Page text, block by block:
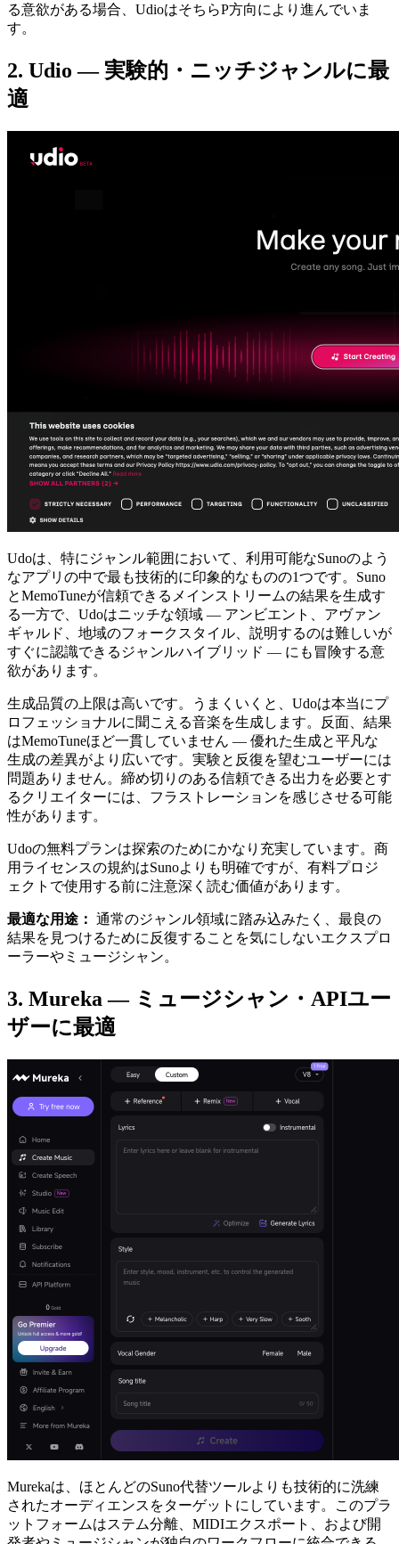
る意欲がある場合、UdioはそちらP方向により進んでいま
す。
2. Udio — 実験的・ニッチジャンルに最
適
Udoは、特にジャンル範囲において、利用可能なSunoのよう
なアプリの中で最も技術的に印象的なものの1つです。Suno
とMemoTuneが信頼できるメインストリームの結果を生成す
る一方で、Udoはニッチな領域 — アンビエント、アヴァン
ギャルド、地域のフォークスタイル、説明するのは難しいが
すぐに認識できるジャンルハイブリッド — にも冒険する意
欲があります。
生成品質の上限は高いです。うまくいくと、Udoは本当にプ
ロフェッショナルに聞こえる音楽を生成します。反面、結果
はMemoTuneほど一貫していません — 優れた生成と平凡な
生成の差異がより広いです。実験と反復を望むユーザーには
問題ありません。締め切りのある信頼できる出力を必要とす
るクリエイターには、フラストレーションを感じさせる可能
性があります。
Udoの無料プランは探索のためにかなり充実しています。商
用ライセンスの規約はSunoよりも明確ですが、有料プロジ
ェクトで使用する前に注意深く読む価値があります。
最適な用途： 通常のジャンル領域に踏み込みたく、最良の
結果を見つけるために反復することを気にしないエクスプロ
ーラーやミュージシャン。
3. Mureka — ミュージシャン・APIユー
ザーに最適
Murekaは、ほとんどのSuno代替ツールよりも技術的に洗練
されたオーディエンスをターゲットにしています。このプラ
ットフォームはステム分離、MIDIエクスポート、および開